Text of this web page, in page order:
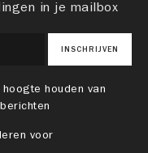
in je mailbox
INSCHRIJVEN
houden van
voor